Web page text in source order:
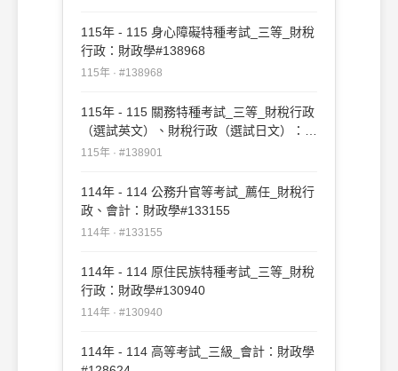
115年 - 115 身心障礙特種考試_三等_財稅
行政：財政學#138968
115年 · #138968
115年 - 115 關務特種考試_三等_財稅行政
（選試英文）、財稅行政（選試日文）：財
政學#138901
115年 · #138901
114年 - 114 公務升官等考試_薦任_財稅行
政、會計：財政學#133155
114年 · #133155
114年 - 114 原住民族特種考試_三等_財稅
行政：財政學#130940
114年 · #130940
114年 - 114 高等考試_三級_會計：財政學